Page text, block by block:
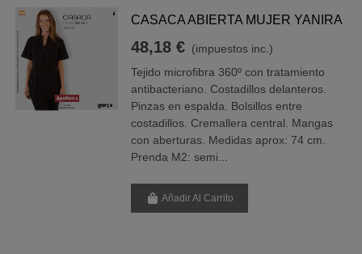
CASACA ABIERTA MUJER YANIRA
48,18 € (impuestos inc.)
Tejido microfibra 360º con tratamiento
antibacteriano. Costadillos delanteros.
Pinzas en espalda. Bolsillos entre
costadillos. Cremallera central. Mangas
con aberturas. Medidas aprox: 74 cm.
Prenda M2: semi...
Añadir Al Carrito